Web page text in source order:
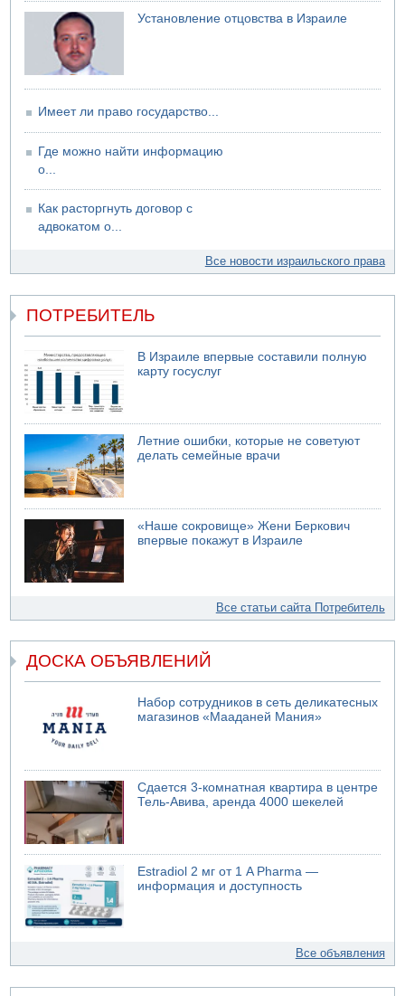
Возле Кирьят-Арбы пожар на местности
06.08.2026 12:06
США не будут давить на Израиль в вопросе Ливана
06.08.2026 11:41
Трое подростков ограбили сексшоп в Холоне
Установление отцовства в Израиле
Имеет ли право государство...
Где можно найти информацию
о...
Как расторгнуть договор с
адвокатом о...
Все новости израильского права
ПОТРЕБИТЕЛЬ
В Израиле впервые составили полную
карту госуслуг
Летние ошибки, которые не советуют
делать семейные врачи
«Наше сокровище» Жени Беркович
впервые покажут в Израиле
Все статьи сайта Потребитель
ДОСКА ОБЪЯВЛЕНИЙ
Набор сотрудников в сеть деликатесных
магазинов «Мааданей Мания»
Сдается 3-комнатная квартира в центре
Тель-Авива, аренда 4000 шекелей
Estradiol 2 мг от 1 A Pharma —
информация и доступность
Все объявления